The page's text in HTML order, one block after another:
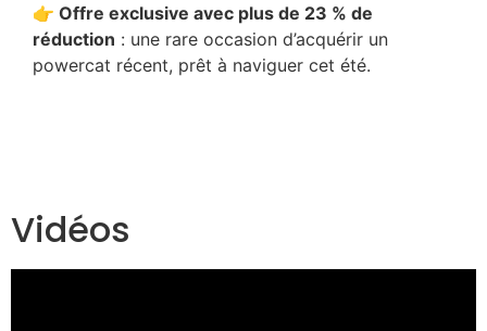
👉 Offre exclusive avec plus de 23 % de
réduction : une rare occasion d’acquérir un
powercat récent, prêt à naviguer cet été.
Vidéos